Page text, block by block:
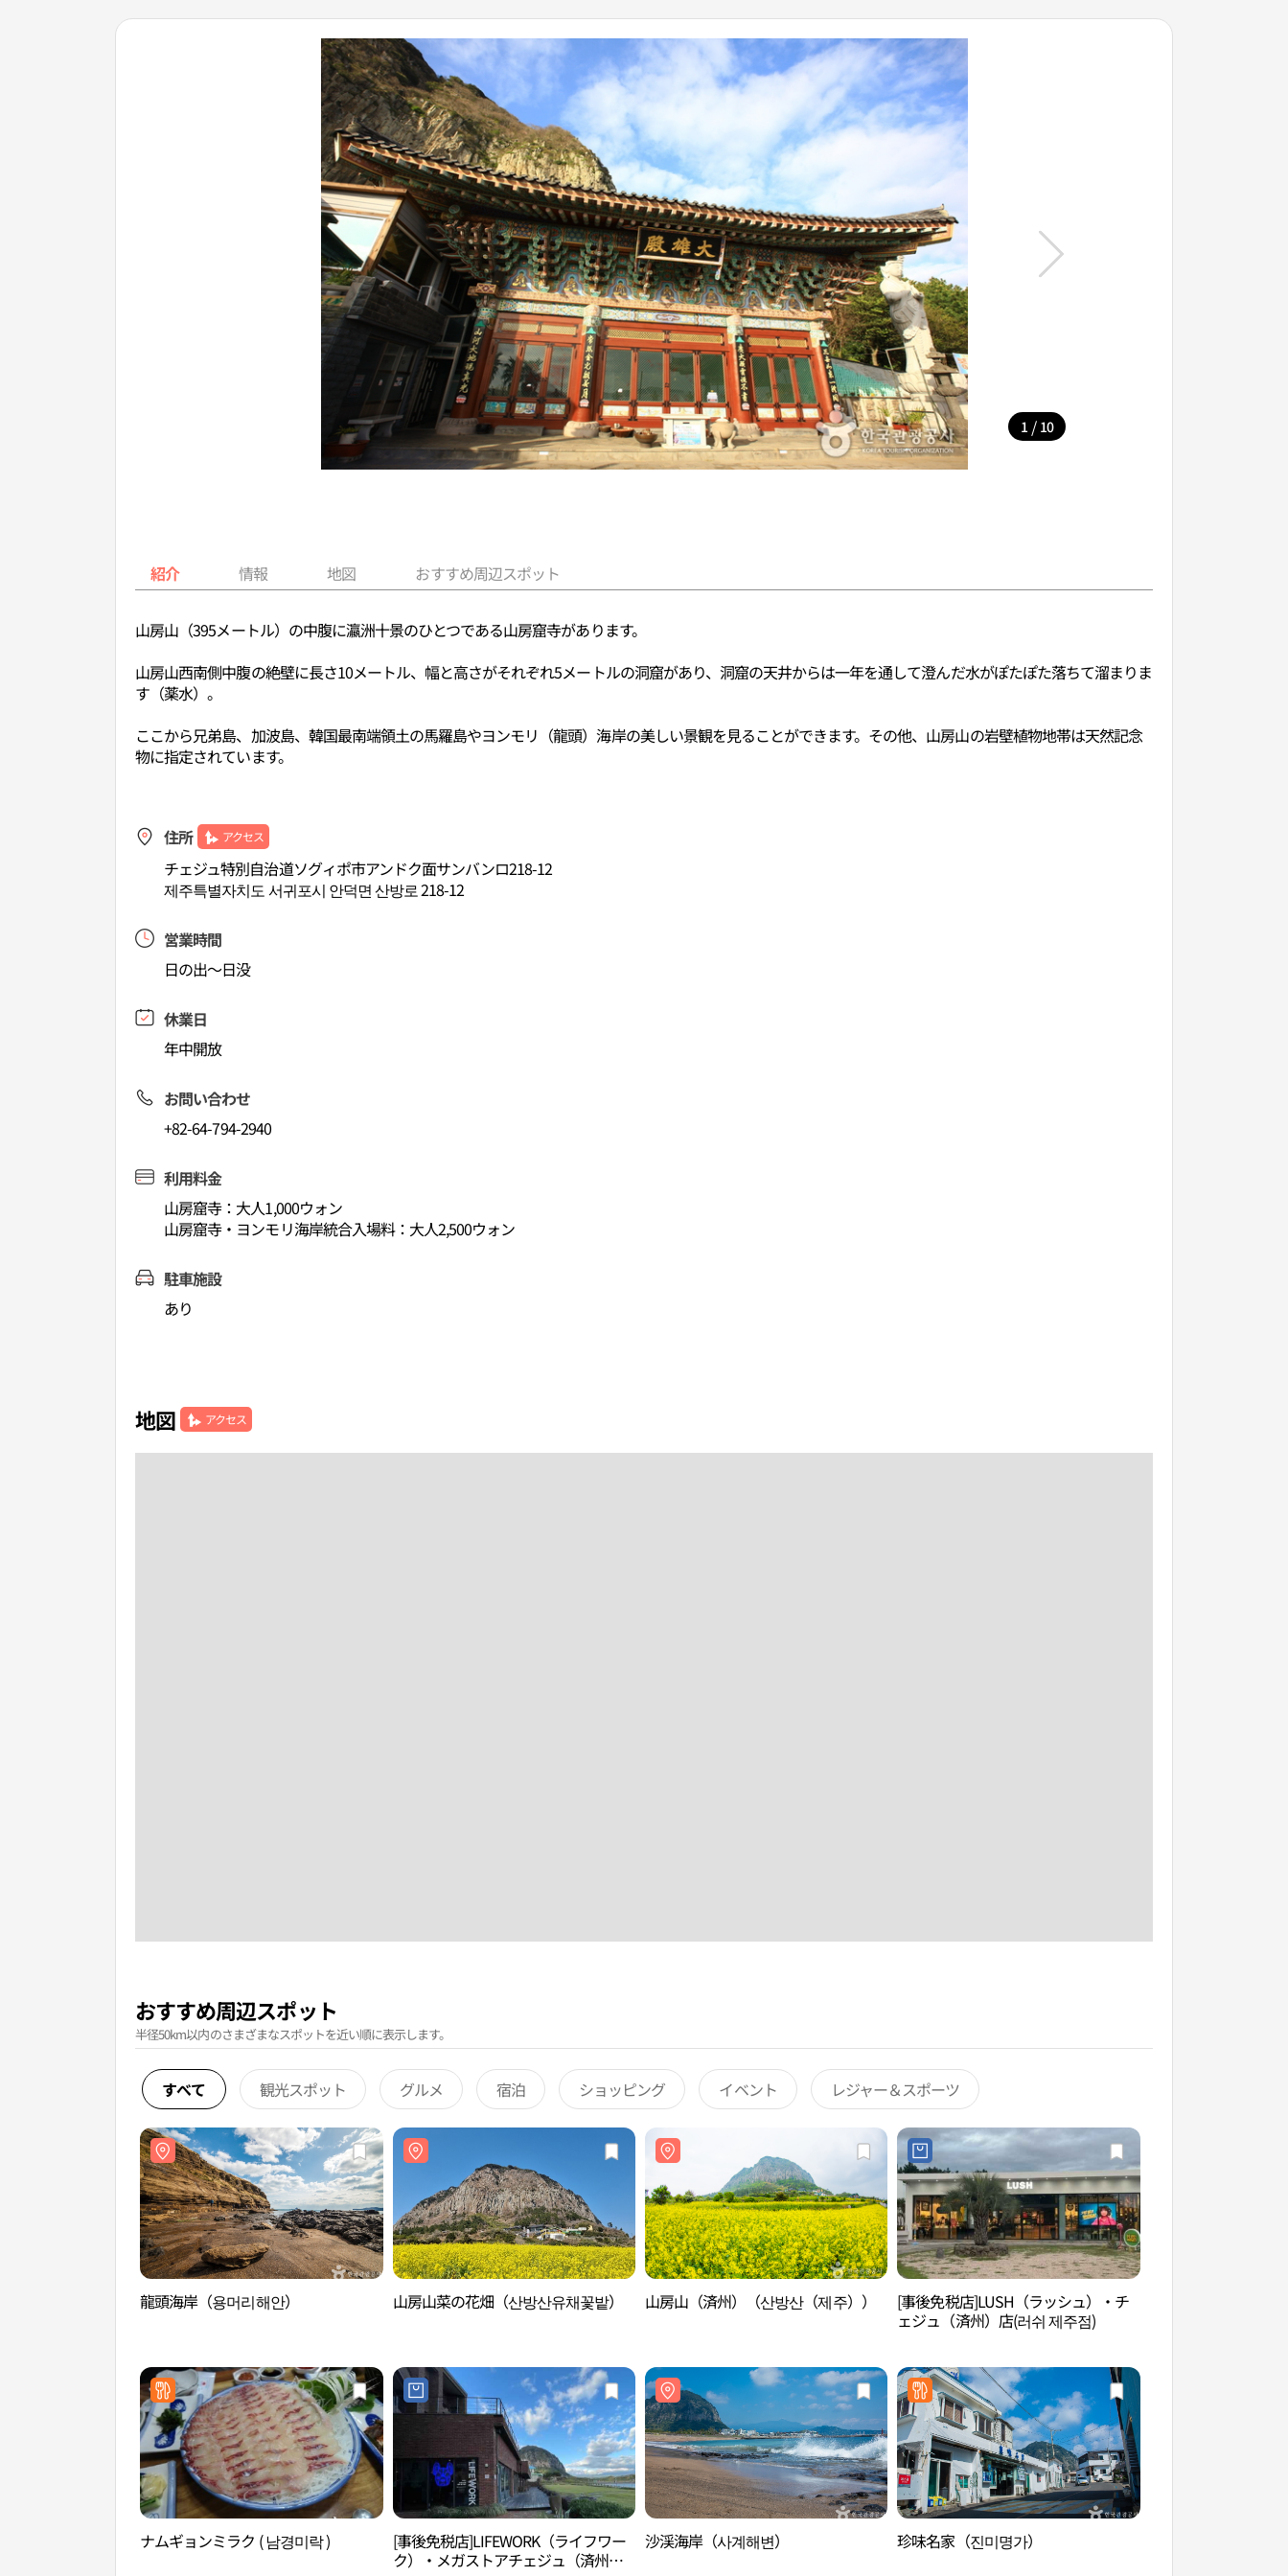
1 / 10
紹介 情報 地図 おすすめ周辺スポット
山房山（395メートル）の中腹に瀛洲十景のひとつである山房窟寺があります。
山房山西南側中腹の絶壁に長さ10メートル、幅と高さがそれぞれ5メートルの洞窟があり、洞窟の天井からは一年を通して澄んだ水がぽたぽた落ちて溜まりま
す（薬水）。
ここから兄弟島、加波島、韓国最南端領土の馬羅島やヨンモリ（龍頭）海岸の美しい景観を見ることができます。その他、山房山の岩壁植物地帯は天然記念
物に指定されています。
住所 アクセス
チェジュ特別自治道ソグィポ市アンドク面サンバンロ218-12
제주특별자치도 서귀포시 안덕면 산방로 218-12
営業時間
日の出～日没
休業日
年中開放
お問い合わせ
+82-64-794-2940
利用料金
山房窟寺：大人1,000ウォン
山房窟寺・ヨンモリ海岸統合入場料：大人2,500ウォン
駐車施設
あり
地図 アクセス
おすすめ周辺スポット
半径50km以内のさまざまなスポットを近い順に表示します。
すべて 観光スポット グルメ 宿泊 ショッピング イベント レジャー＆スポーツ
龍頭海岸（용머리해안） 山房山菜の花畑（산방산유채꽃밭） 山房山（済州）（산방산（제주））
[事後免税店]LUSH（ラッシュ）・チ
ェジュ（済州）店(러쉬 제주점)
ナムギョンミラク ( 남경미락 )
[事後免税店]LIFEWORK（ライフワー
ク）・メガストアチェジュ（済州）
沙渓海岸（사계해변） 珍味名家（진미명가）